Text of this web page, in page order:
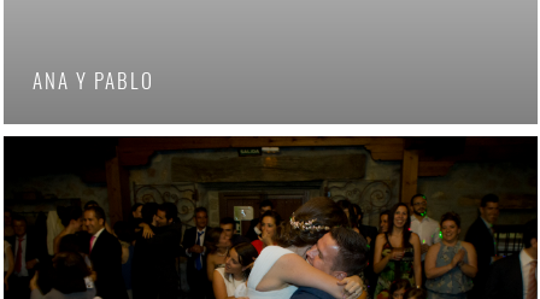
ANA Y PABLO